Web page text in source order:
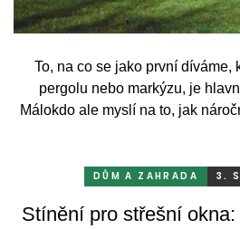
To, na co se jako první díváme,
pergolu nebo markýzu, je
Málokdo ale myslí na to, jak
mrazu, ale také prachu a pylu,
DŮM A ZAHRADA 3.
Stínění pro střešní